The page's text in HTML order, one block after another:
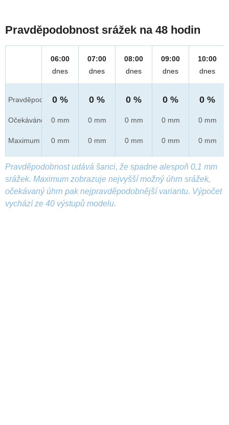
Pravděpodobnost srážek na 48 hodin
Pravděpod.
Očekáváno
Maximum
06:00
dnes
0 %
0 mm
0 mm
07:00
dnes
0 %
0 mm
0 mm
08:00
dnes
0 %
0 mm
0 mm
09:00
dnes
0 %
0 mm
0 mm
10:00
dnes
0 %
0 mm
0 mm
Pravděpodobnost udává šanci, že spadne alespoň 0,1 mm
srážek. Maximum zobrazuje nejvyšší možný úhrn srážek,
očekávaný úhrn pak nejpravděpodobnější variantu. Výpočet
vychází ze 40 výstupů modelu.